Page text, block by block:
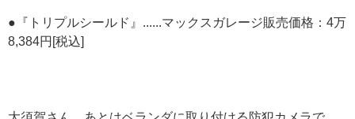
●『トリプルシールド』......マックスガレージ販売価格：4万
8,384円[税込]